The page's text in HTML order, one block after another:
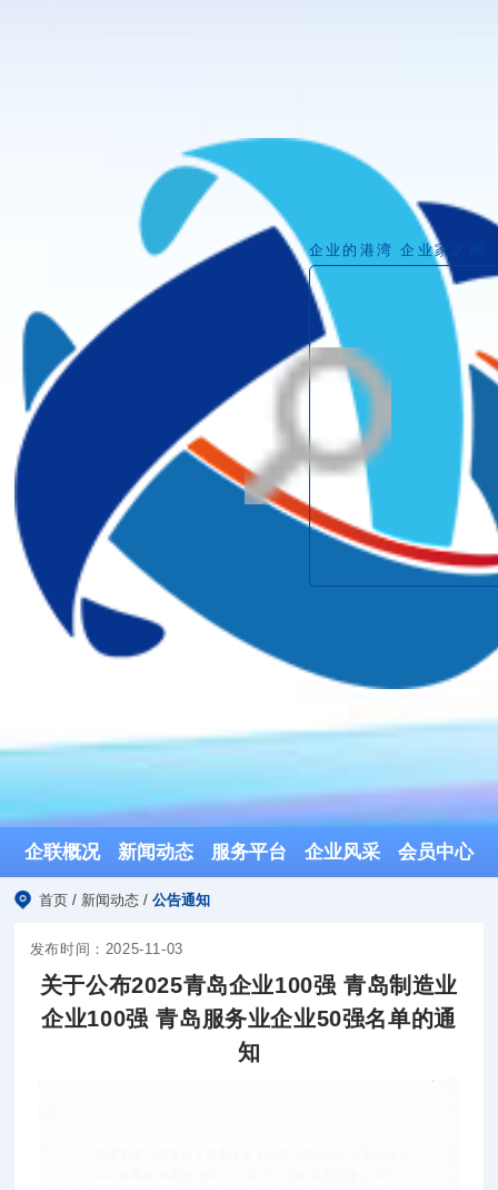
企业的港湾 企业家之家
企联概况 新闻动态 服务平台 企业风采 会员中心
首页 / 新闻动态 /公告通知
发布时间：2025-11-03
关于公布2025青岛企业100强 青岛制造业
企业100强 青岛服务业企业50强名单的通
知